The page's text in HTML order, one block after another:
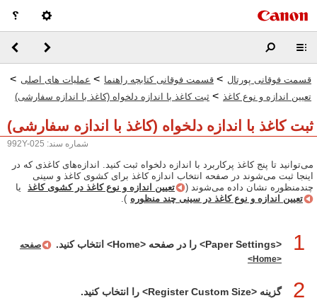
قسمت فوقانی پورتال > قسمت فوقانی کتابچه راهنما > عملیات های اصلی >
تعیین اندازه و نوع کاغذ > ثبت کاغذ با اندازه دلخواه (کاغذ با اندازه سفارشی)
ثبت کاغذ با اندازه دلخواه (کاغذ با اندازه سفارشی)
شماره سند: 992Y-025
می‌توانید تا پنج کاغذ پرکاربرد با اندازه دلخواه ثبت کنید. اندازه‌های کاغذی که در
اینجا ثبت می‌شوند در صفحه انتخاب اندازه کاغذ برای کشوی کاغذ و سینی
چندمنظوره نشان داده می‌شوند (
تعیین اندازه و نوع کاغذ در کشوی کاغذ
یا
تعیین اندازه و نوع کاغذ در سینی چند منظوره ).
1 <Paper Settings> را در صفحه <Home> انتخاب کنید.
صفحه
<Home>
2 گزینه <Register Custom Size> را انتخاب کنید.